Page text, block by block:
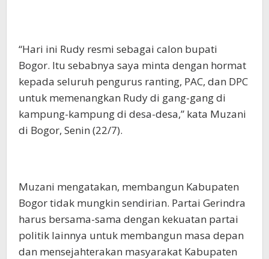
“Hari ini Rudy resmi sebagai calon bupati
Bogor. Itu sebabnya saya minta dengan hormat
kepada seluruh pengurus ranting, PAC, dan DPC
untuk memenangkan Rudy di gang-gang di
kampung-kampung di desa-desa,” kata Muzani
di Bogor, Senin (22/7).
Muzani mengatakan, membangun Kabupaten
Bogor tidak mungkin sendirian. Partai Gerindra
harus bersama-sama dengan kekuatan partai
politik lainnya untuk membangun masa depan
dan mensejahterakan masyarakat Kabupaten